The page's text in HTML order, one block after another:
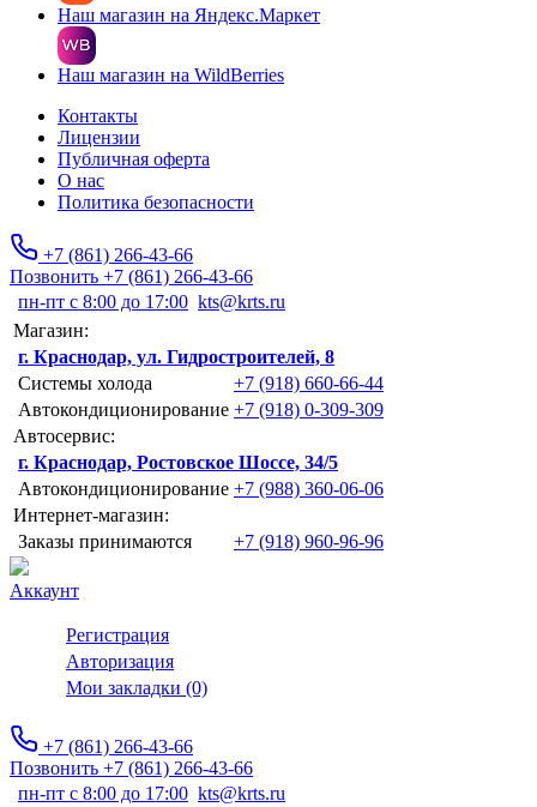
Наш магазин на Яндекс.Маркет
Наш магазин на WildBerries
Контакты
Лицензии
Публичная оферта
О нас
Политика безопасности
+7 (861) 266-43-66
Позвонить +7 (861) 266-43-66
пн-пт с 8:00 до 17:00 kts@krts.ru
Магазин:
г. Краснодар, ул. Гидростроителей, 8
Системы холода
+7 (918) 660-66-44
Автокондиционирование +7 (918) 0-309-309
Автосервис:
г. Краснодар, Ростовское Шоссе, 34/5
Автокондиционирование +7 (988) 360-06-06
Интернет-магазин:
Заказы принимаются
+7 (918) 960-96-96
Аккаунт
Регистрация
Авторизация
Мои закладки (0)
+7 (861) 266-43-66
Позвонить +7 (861) 266-43-66
пн-пт с 8:00 до 17:00 kts@krts.ru